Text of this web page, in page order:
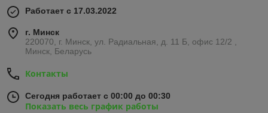
Работает с 17.03.2022
г. Минск
220070, г. Минск, ул. Радиальная, д. 11 Б, офис 12/2 ,
Минск, Беларусь
Контакты
Сегодня работает с 00:00 до 00:30
Показать весь график работы